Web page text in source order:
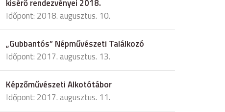
kisérő rendezvényei 2018.
Időpont: 2018. augusztus. 10.
„Gubbantós” Népművészeti Találkozó
Időpont: 2017. augusztus. 13.
Képzőművészeti Alkotótábor
Időpont: 2017. augusztus. 11.